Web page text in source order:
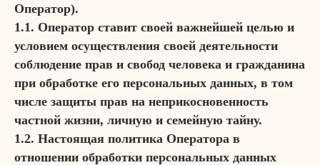
Оператор).
1.1. Оператор ставит своей важнейшей целью и
условием осуществления своей деятельности
соблюдение прав и свобод человека и гражданина
при обработке его персональных данных, в том
числе защиты прав на неприкосновенность
частной жизни, личную и семейную тайну.
1.2. Настоящая политика Оператора в
отношении обработки персональных данных